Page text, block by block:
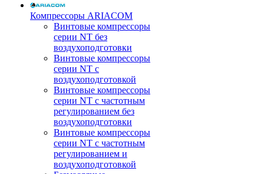
Компрессоры ARIACOM
Винтовые компрессоры
серии NT без
воздухоподготовки
Винтовые компрессоры
серии NT c
воздухоподготовкой
Винтовые компрессоры
серии NT с частотным
регулированием без
воздухоподготовки
Винтовые компрессоры
серии NT с частотным
регулированием и
воздухоподготовкой